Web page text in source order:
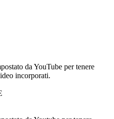
da YouTube per tenere
incorporati.